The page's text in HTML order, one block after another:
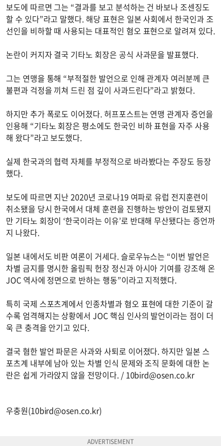
보도에 따르면 그는 “결과를 보고 분석하는 건 바보나 조센징도
할 수 있다”라고 말했다. 해당 표현은 일본 사회에서 한국인과 조
선인을 비하할 때 사용되는 대표적인 혐오 표현으로 알려져 있다.
논란이 커지자 결국 기타노 회장은 공식 사과문을 발표했다.
그는 연맹을 통해 “부적절한 발언으로 인해 관계자 여러분께 큰
불편과 걱정을 끼쳐 드린 점 깊이 사과드린다”라고 밝혔다.
하지만 추가 폭로도 이어졌다. 허프포스트는 연맹 관계자 증언을
인용해 “기타노 회장은 평소에도 한국인 비하 표현을 자주 사용
해 왔다”라고 보도했다.
실제 한국과의 협력 자체를 부정적으로 바라봤다는 주장도 등장
했다.
보도에 따르면 지난 2020년 코로나19 여파로 유럽 전지훈련이
취소됐을 당시 한국에서 대체 훈련을 진행하는 방안이 검토됐지
만 기타노 회장이 ‘한국이라는 이유’로 반대해 무산됐다는 증언까
지 나왔다.
일본 내에서도 비판 여론이 거세다. 슬로우뉴스는 “이번 발언은
차별 금지를 명시한 올림픽 헌장 정신과 아시아 기여를 강조해 온
JOC 역사에 정면으로 반하는 행동”이라고 지적했다.
특히 국제 스포츠계에서 인종차별과 혐오 표현에 대한 기준이 갈
수록 엄격해지는 상황에서 JOC 핵심 인사의 발언이라는 점이 더
욱 큰 충격을 안기고 있다.
결국 혐한 발언 파문은 사과와 사퇴로 이어졌다. 하지만 일본 스
포츠계 내부에 남아 있는 차별 인식 문제와 조직 문화에 대한 논
란은 쉽게 가라앉지 않을 전망이다. / 10bird@osen.co.kr
우충원(10bird@osen.co.kr)